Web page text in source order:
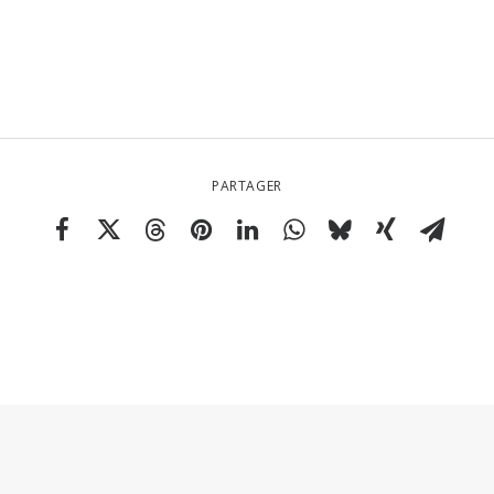
PARTAGER